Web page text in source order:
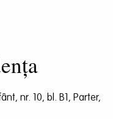
nr. 10, bl. B1, Parter,